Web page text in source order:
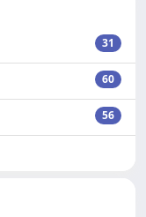
31
60
56